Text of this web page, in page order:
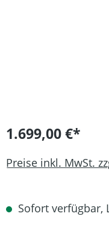
1.699,00 €*
Preise inkl. MwSt.
Sofort verfügbar,